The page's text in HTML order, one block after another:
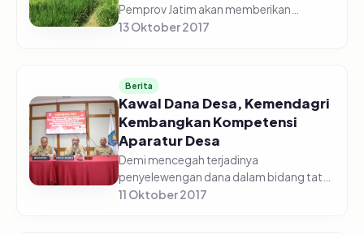
Pemprov Jatim akan memberikan
pinjaman lunak sebesar Rp 100 miliar
pinjaman i...
13 Oktober 2017
Berita
Kawal Dana Desa, Kemendagri
Kembangkan Kompetensi
Aparatur Desa
Demi mencegah terjadinya
penyelewengan dana dalam bidang tata
kelola pemerintahan desa, Ditjen Bina
11 Oktober 2017